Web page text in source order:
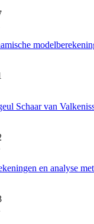
Schaar van
en analyse